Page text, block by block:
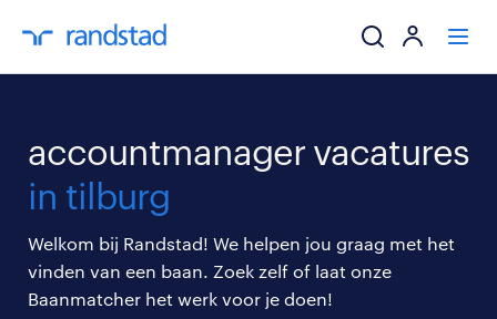
mijn carrière
over randstad
accountmanager vacatures
in tilburg
Welkom bij Randstad! We helpen jou graag met het
vinden van een baan. Zoek zelf of laat onze
Baanmatcher het werk voor je doen!